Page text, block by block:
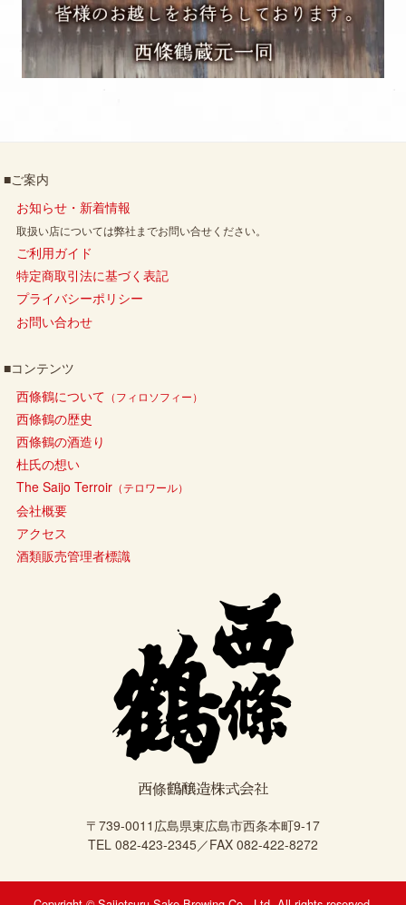
■ご案内
お知らせ・新着情報
取扱い店については弊社までお問い合せください。
ご利用ガイド
特定商取引法に基づく表記
プライバシーポリシー
お問い合わせ
■コンテンツ
西條鶴について （フィロソフィー）
西條鶴の歴史
西條鶴の酒造り
杜氏の想い
The Saijo Terroir （テロワール）
会社概要
アクセス
酒類販売管理者標識
西條鶴醸造株式会社
〒739-0011広島県東広島市西条本町9-17
TEL 082-423-2345／FAX 082-422-8272